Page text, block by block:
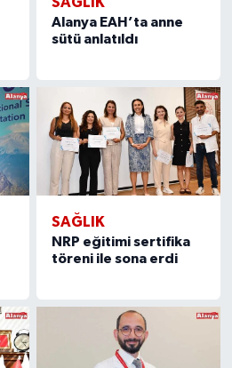
Alanya EAH’ta anne
sütü anlatıldı
SAĞLIK
NRP eğitimi sertifika
töreni ile sona erdi